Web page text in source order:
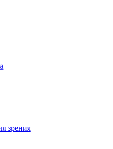
зрения